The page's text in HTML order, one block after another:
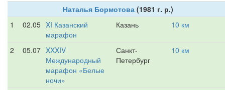
Наталья Бормотова(1981 г. р.)
1
02.05 XI Казанский
марафон
Казань 10 км
2 05.07 XXXIV
Международный
марафон «Белые
ночи»
Санкт-
Петербург
10 км